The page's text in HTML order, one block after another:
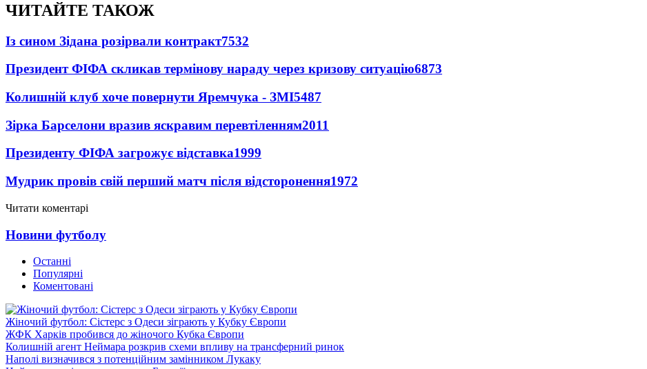
ЧИТАЙТЕ ТАКОЖ
Із сином Зідана розірвали контракт7532
Президент ФІФА скликав термінову нараду через кризову ситуацію6873
Колишній клуб хоче повернути Яремчука - ЗМІ5487
Зірка Барселони вразив яскравим перевтіленням2011
Президенту ФІФА загрожує відставка1999
Мудрик провів свій перший матч після відсторонення1972
Читати коментарі
Новини футболу
Останні
Популярні
Коментовані
Жіночий футбол: Сістерс з Одеси зіграють у Кубку Європи
ЖФК Харків пробився до жіночого Кубка Європи
Колишній агент Неймара розкрив схеми впливу на трансферний ринок
Наполі визначився з потенційним замінником Лукаку